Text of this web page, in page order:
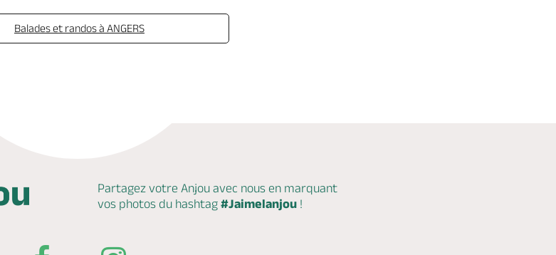
Balades et randos à ANGERS
Partagez votre Anjou avec nous en marquant
vos photos du hashtag #Jaimelanjou !